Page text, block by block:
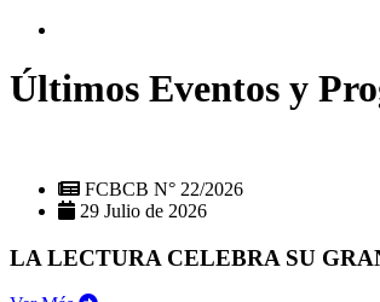
Últimos Eventos y
FCBCB N° 22/2026
29 Julio de 2026
LA LECTURA CELEBRA SU